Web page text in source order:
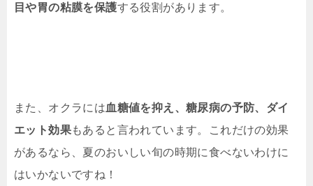
目や胃の粘膜を保護する役割があります。
また、オクラには血糖値を抑え、糖尿病の予防、ダイ
エット効果もあると言われています。これだけの効果
があるなら、夏のおいしい旬の時期に食べないわけに
はいかないですね！